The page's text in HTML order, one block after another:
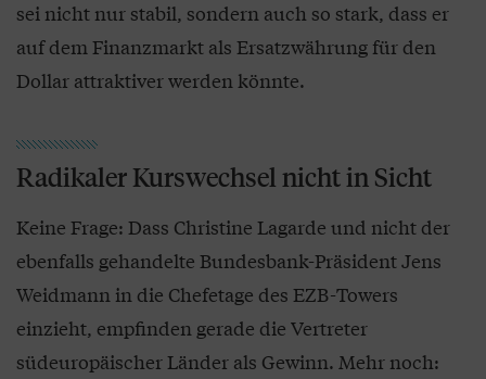
sei nicht nur stabil, sondern auch so stark, dass er
auf dem Finanzmarkt als Ersatzwährung für den
Dollar attraktiver werden könnte.
Radikaler Kurswechsel nicht in Sicht
Keine Frage: Dass Christine Lagarde und nicht der
ebenfalls gehandelte Bundesbank-Präsident Jens
Weidmann in die Chefetage des EZB-Towers
einzieht, empfinden gerade die Vertreter
südeuropäischer Länder als Gewinn. Mehr noch: